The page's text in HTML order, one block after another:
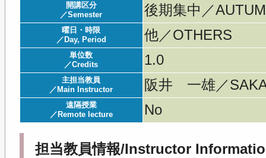
開講区分
／Semester
後期集中／
曜日・時限
／Day, Period
他／OTHERS
単位数
／Credits
1.0
主担当教員
／Main Instructor
阪井 一雄／
遠隔授業
／Remote lecture
No
担当教員情報/Instructor